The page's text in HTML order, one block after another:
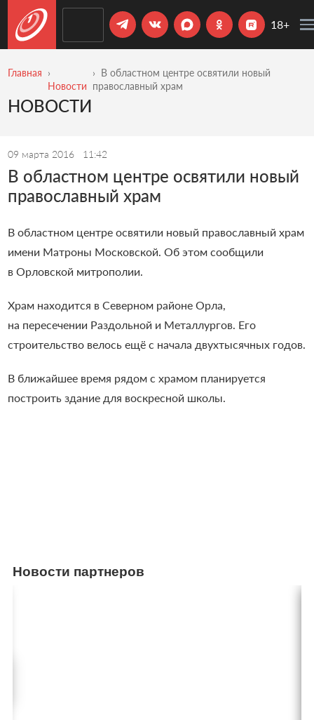
18+
Главная
Новости
В областном центре освятили новый
православный храм
НОВОСТИ
09 марта 2016 11:42
В областном центре освятили новый
православный храм
В областном центре освятили новый православный храм
имени Матроны Московской. Об этом сообщили
в Орловской митрополии.
Храм находится в Северном районе Орла,
на пересечении Раздольной и Металлургов. Его
строительство велось ещё с начала двухтысячных годов.
В ближайшее время рядом с храмом планируется
построить здание для воскресной школы.
Новости партнеров